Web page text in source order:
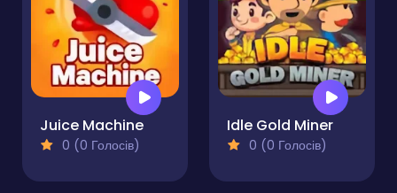
Juice Machine
0 (0 Голосів)
Idle Gold Miner
0 (0 Голосів)